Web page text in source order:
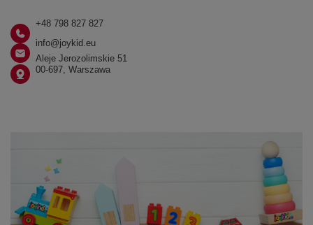
+48 798 827 827
info@joykid.eu
Aleje Jerozolimskie 51
00-697, Warszawa